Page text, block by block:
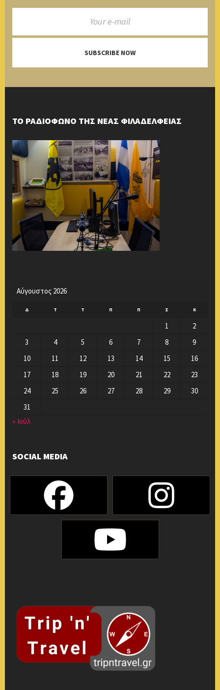
SUBSCRIBE NOW
ΤΟ ΡΑΔΙΟΦΩΝΟ ΤΗΣ ΝΕΑΣ ΦΙΛΑΔΕΛΦΕΙΑΣ
Αύγουστος 2026
Δ Τ Τ Π Π Σ Κ
1
2
3
4 5 6 7 8
9
10
11 12 13 14 15
16
17
18 19 20 21 22
23
24
25 26 27 28 29
30
31
« Ιούλ
SOCIAL MEDIA